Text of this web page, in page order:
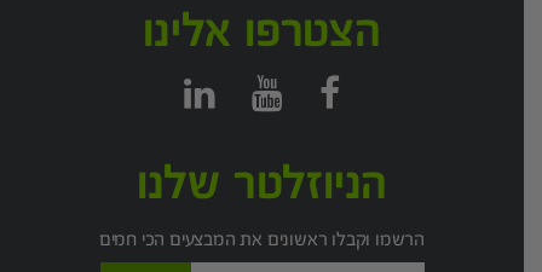
הצטרפו אלינו
הניוזלטר שלנו
הרשמו וקבלו ראשונים את המבצעים הכי חמים